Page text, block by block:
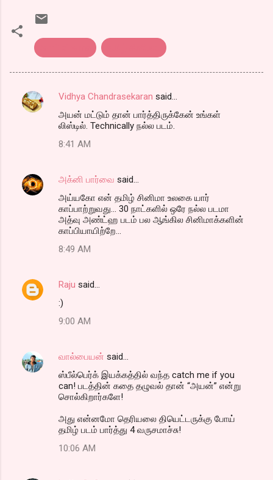
C
n
Vidhya Chandrasekaran said…
அயன் மட்டும் தான் பார்த்திருக்கேன் உங்கள்
லிஸ்டில். Technically நல்ல படம்.
8:41 AM
அக்னி பார்வை said…
அய்யகோ என் தமிழ் சினிமா உலகை யார்
காப்பாற்றுவது... 30 நாட்களில் ஒரே நல்ல படமா
அத்வு அண்ட்ஹ படம் பல ஆங்கில சினிமாக்களின்
காப்பியாயிற்றே...
8:49 AM
Raju said…
:)
9:00 AM
வால்பையன் said…
ஸ்பீல்பெர்க் இயக்கத்தில் வந்த catch me if you
can! படத்தின் கதை தழுவல் தான் “அயன்” என்று
சொல்கிறார்களே!
அது என்னமோ தெரியலை தியெட்டருக்கு போய்
தமிழ் படம் பார்த்து 4 வருசமாச்சு!
10:06 AM